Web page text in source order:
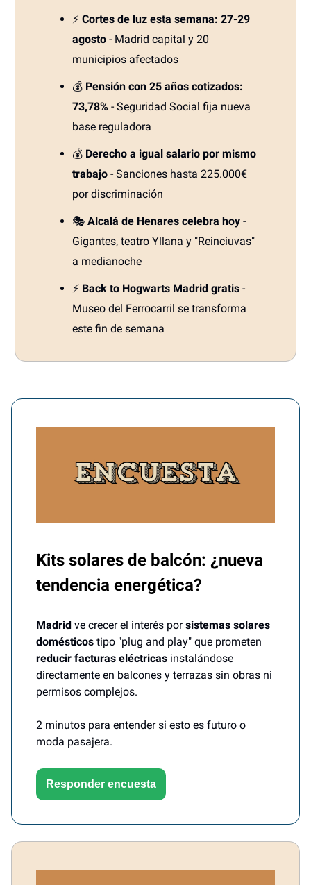
⚡ Cortes de luz esta semana: 27-29
agosto - Madrid capital y 20
municipios afectados
💰 Pensión con 25 años cotizados:
73,78% - Seguridad Social fija nueva
base reguladora
💰 Derecho a igual salario por mismo
trabajo - Sanciones hasta 225.000€
por discriminación
🎭 Alcalá de Henares celebra hoy -
Gigantes, teatro Yllana y "Reinciuvas"
a medianoche
⚡ Back to Hogwarts Madrid gratis -
Museo del Ferrocarril se transforma
este fin de semana
Kits solares de balcón: ¿nueva
tendencia energética?
Madrid ve crecer el interés porsistemas solares
domésticos tipo "plug and play" que prometen
reducir facturas eléctricas instalándose
directamente en balcones y terrazas sin obras ni
permisos complejos.
2 minutos para entender si esto es futuro o
moda pasajera.
Responder encuesta